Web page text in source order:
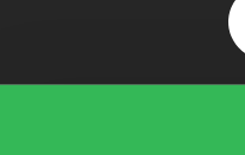
Seleccione una